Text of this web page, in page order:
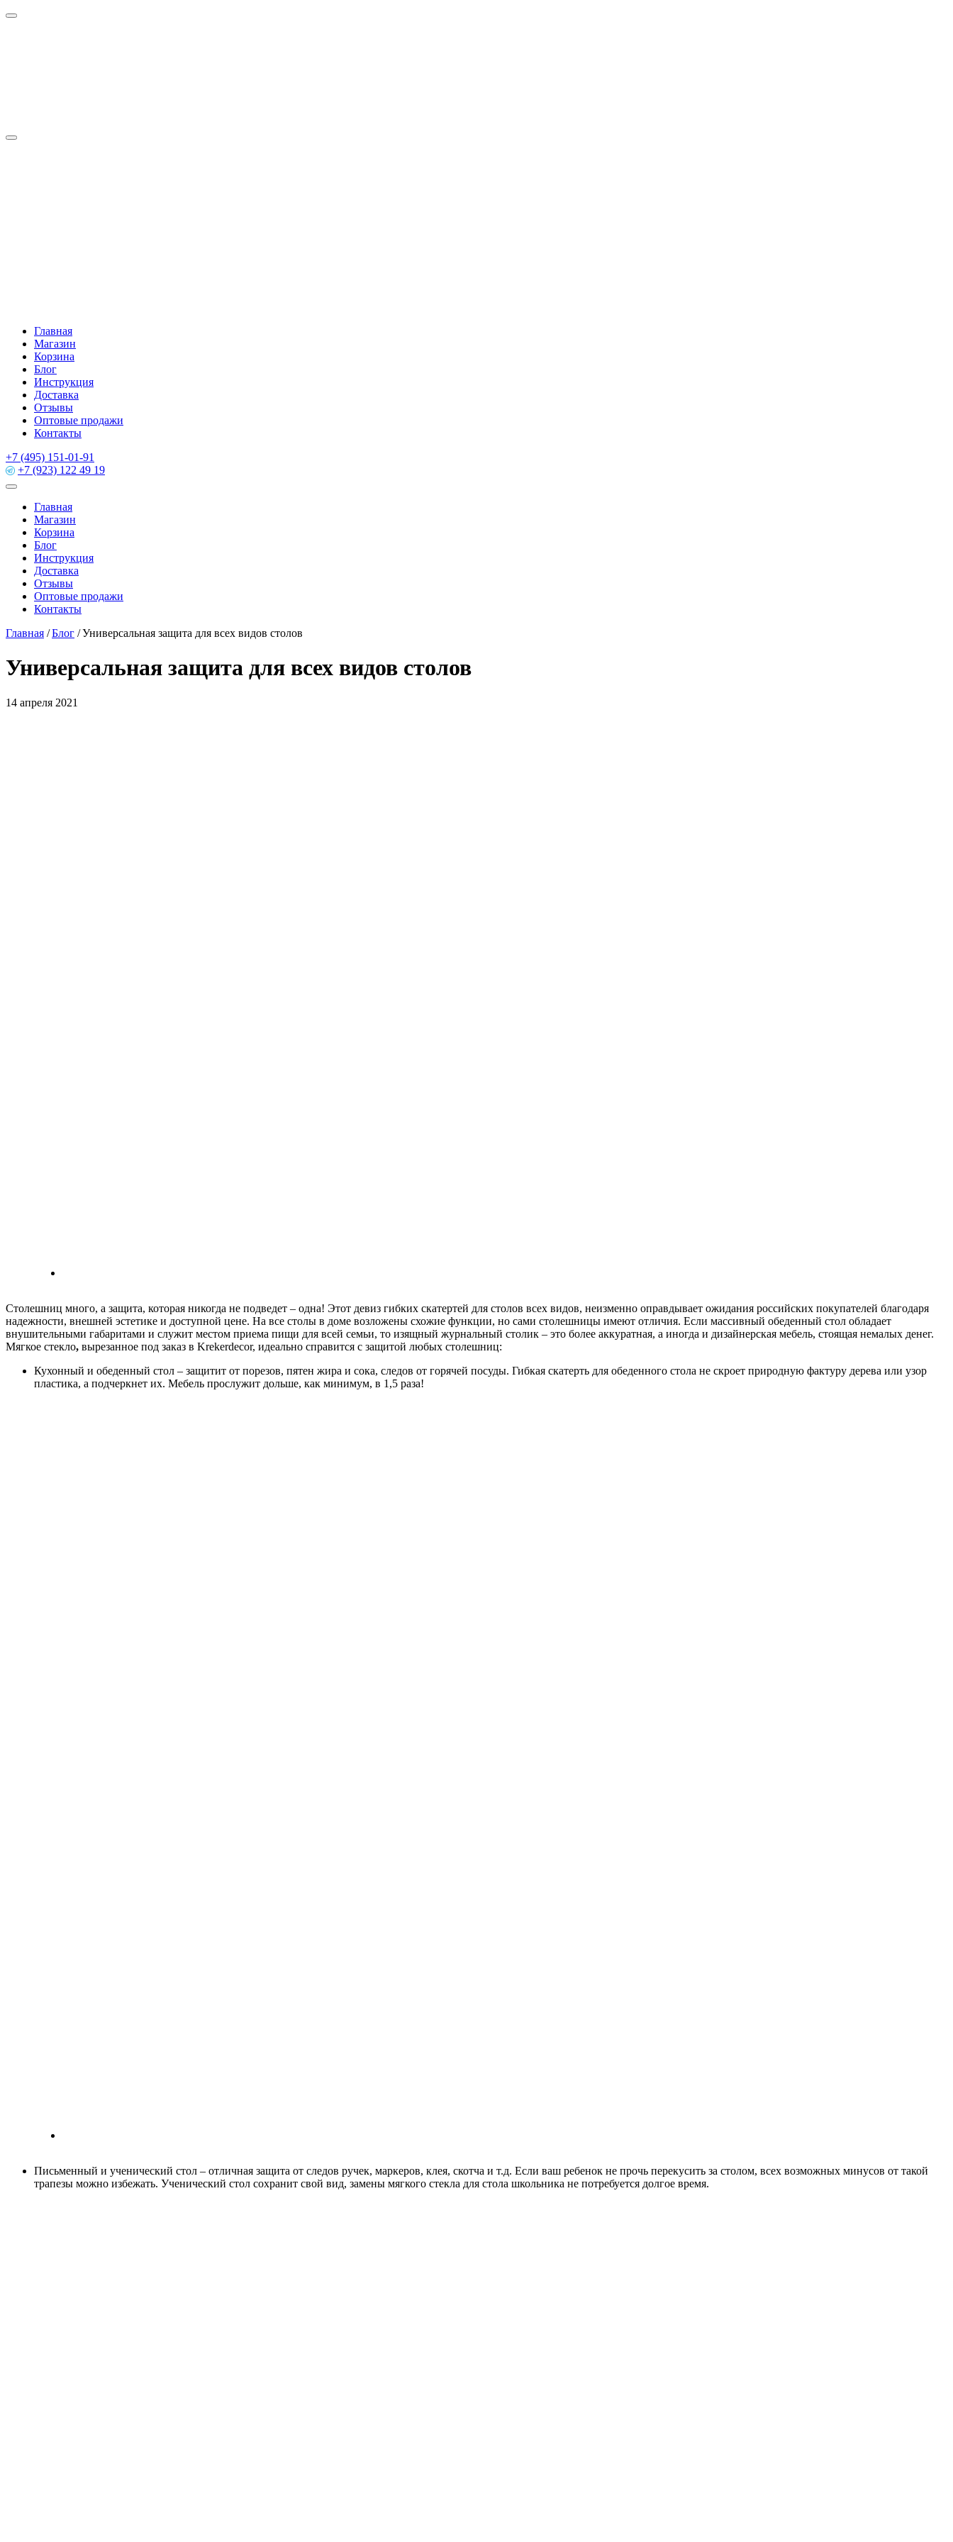
Главная
Магазин
Корзина
Блог
Инструкция
Доставка
Отзывы
Оптовые продажи
Контакты
+7 (495) 151-01-91
+7 (923) 122 49 19
Главная
Магазин
Корзина
Блог
Инструкция
Доставка
Отзывы
Оптовые продажи
Контакты
Главная /Блог /Универсальная защита для всех видов столов
Универсальная защита для всех видов столов
14 апреля 2021
Столешниц много, а защита, которая никогда не подведет – одна! Этот девиз гибких скатертей для столов всех видов, неизменно оправдывает ожидания российских покупателей благодаря
надежности, внешней эстетике и доступной цене. На все столы в доме возложены схожие функции, но сами столешницы имеют отличия. Если массивный обеденный стол обладает
внушительными габаритами и служит местом приема пищи для всей семьи, то изящный журнальный столик – это более аккуратная, а иногда и дизайнерская мебель, стоящая немалых денег.
Мягкое стекло, вырезанное под заказ в Krekerdecor, идеально справится с защитой любых столешниц:
Кухонный и обеденный стол – защитит от порезов, пятен жира и сока, следов от горячей посуды. Гибкая скатерть для обеденного стола не скроет природную фактуру дерева или узор
пластика, а подчеркнет их. Мебель прослужит дольше, как минимум, в 1,5 раза!
Письменный и ученический стол – отличная защита от следов ручек, маркеров, клея, скотча и т.д. Если ваш ребенок не прочь перекусить за столом, всех возможных минусов от такой
трапезы можно избежать. Ученический стол сохранит свой вид, замены мягкого стекла для стола школьника не потребуется долгое время.